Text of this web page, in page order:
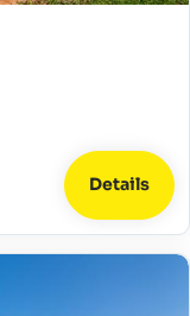
Details